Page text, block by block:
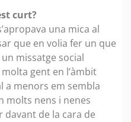
curt?
una mica al
que en volia fer un que
missatge social
gent en l’àmbit
a menors em sembla
molts nens i nenes
davant de la cara de